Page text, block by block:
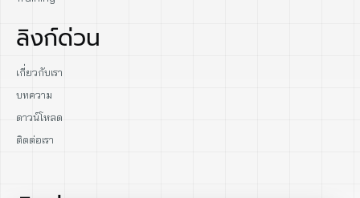
ลิงก์ด่วน
เกี่ยวกับเรา
บทความ
ดาวน์โหลด
ติดต่อเรา